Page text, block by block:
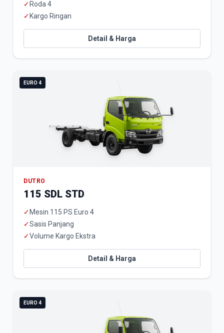
✓ Roda 4
✓ Kargo Ringan
Detail & Harga
EURO 4
DUTRO
115 SDL STD
✓ Mesin 115 PS Euro 4
✓Sasis Panjang
✓Volume Kargo Ekstra
Detail & Harga
EURO 4